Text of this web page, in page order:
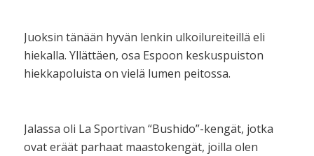
Juoksin tänään hyvän lenkin ulkoilureiteillä eli
hiekalla. Yllättäen, osa Espoon keskuspuiston
hiekkapoluista on vielä lumen peitossa.
Jalassa oli La Sportivan “Bushido”-kengät, jotka
ovat eräät parhaat maastokengät, joilla olen